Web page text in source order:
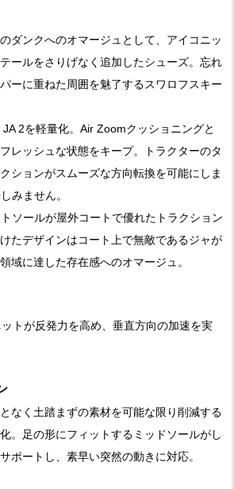
ダンクへのオマージュとして、アイコニッ
ールをさりげなく追加したシューズ。忘れ
ーに重ねた周囲を魅了するスワロフスキー
2を軽量化。Air Zoomクッショニングと
レッシュな状態をキープ。トラクターのタ
ションがスムーズな方向転換を可能にしま
みません。
ソールが屋外コートで優れたトラクション
たデザインはコート上で無敵であるジャが
域に達した存在感へのオマージュ。
トが反発力を高め、垂直方向の加速を実
なく土踏まずの素材を可能な限り削減する
。足の形にフィットするミッドソールがし
ポートし、素早い突然の動きに対応。